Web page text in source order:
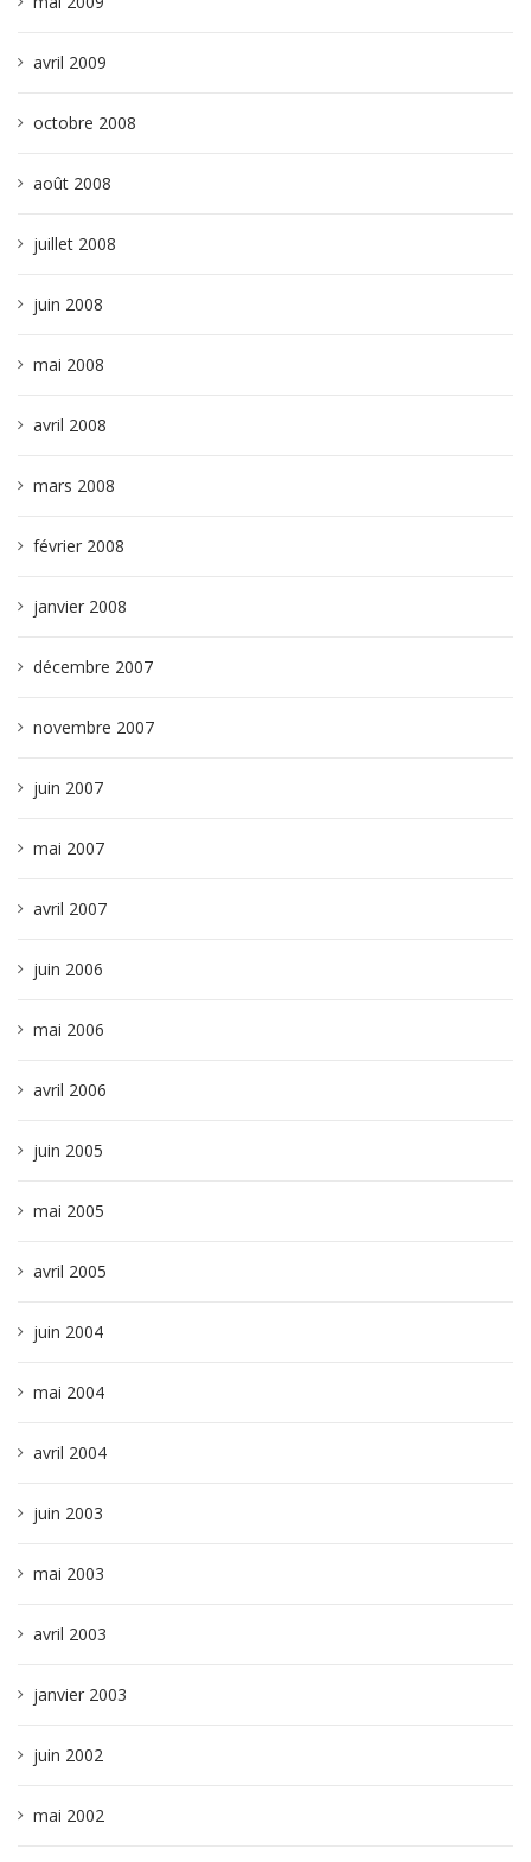
avril 2009
octobre 2008
août 2008
juillet 2008
juin 2008
mai 2008
avril 2008
mars 2008
février 2008
janvier 2008
décembre 2007
novembre 2007
juin 2007
mai 2007
avril 2007
juin 2006
mai 2006
avril 2006
juin 2005
mai 2005
avril 2005
juin 2004
mai 2004
avril 2004
juin 2003
mai 2003
avril 2003
janvier 2003
juin 2002
mai 2002